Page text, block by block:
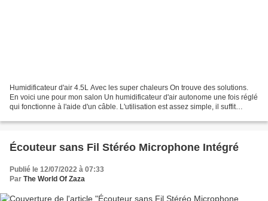
Humidificateur d'air 4.5L Avec les super chaleurs On trouve des solutions.
En voici une pour mon salon Un humidificateur d'air autonome une fois réglé
qui fonctionne à l'aide d'un câble. L'utilisation est assez simple, il suffit
Écouteur sans Fil Stéréo Microphone Intégré
Publié le 12/07/2022 à 07:33
Par The World Of Zaza